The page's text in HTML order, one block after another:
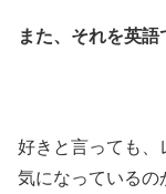
また、それを英
好きと言っても、
気になっているの